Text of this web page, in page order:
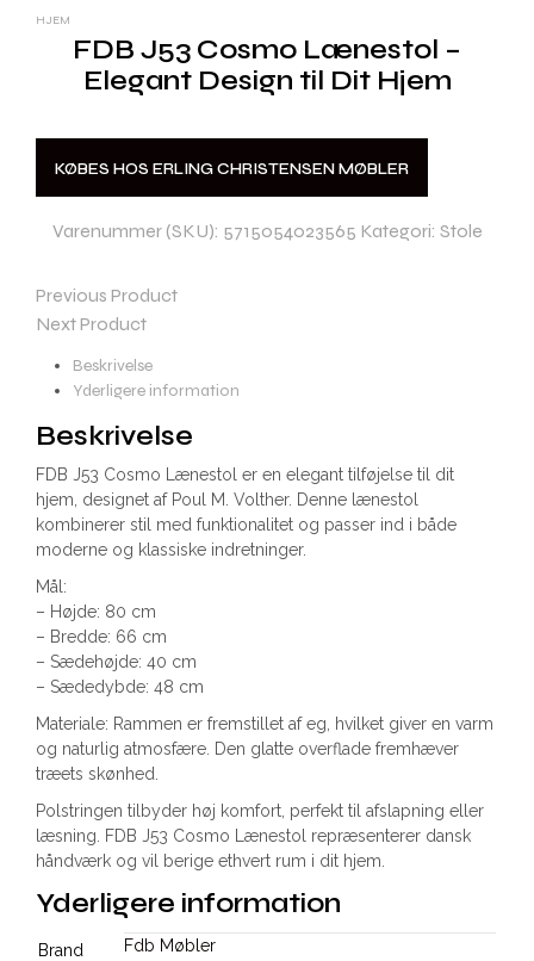
HJEM
FDB J53 Cosmo Lænestol –
Elegant Design til Dit Hjem
KØBES HOS ERLING CHRISTENSEN MØBLER
Varenummer (SKU): 5715054023565 Kategori: Stole
Previous Product
Next Product
Beskrivelse
Yderligere information
Beskrivelse
FDB J53 Cosmo Lænestol er en elegant tilføjelse til dit
hjem, designet af Poul M. Volther. Denne lænestol
kombinerer stil med funktionalitet og passer ind i både
moderne og klassiske indretninger.
Mål:
– Højde: 80 cm
– Bredde: 66 cm
– Sædehøjde: 40 cm
– Sædedybde: 48 cm
Materiale: Rammen er fremstillet af eg, hvilket giver en varm
og naturlig atmosfære. Den glatte overflade fremhæver
træets skønhed.
Polstringen tilbyder høj komfort, perfekt til afslapning eller
læsning. FDB J53 Cosmo Lænestol repræsenterer dansk
håndværk og vil berige ethvert rum i dit hjem.
Yderligere information
Brand Fdb Møbler